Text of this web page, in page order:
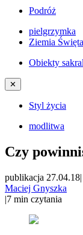
Podróż
pielgrzymka
Ziemia Święta
Obiekty
✕
Styl życia
modlitwa
Czy
publikacja 27.04.18|
Maciej Gnyszka
|7 min czytania